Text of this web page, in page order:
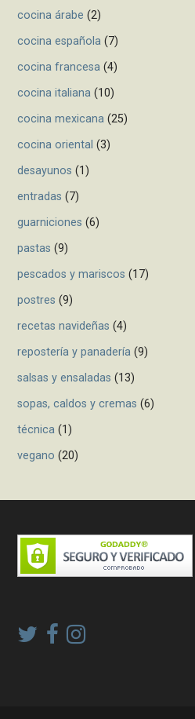
cocina árabe (2)
cocina española (7)
cocina francesa (4)
cocina italiana (10)
cocina mexicana (25)
cocina oriental (3)
desayunos (1)
entradas (7)
guarniciones (6)
pastas (9)
pescados y mariscos (17)
postres (9)
recetas navideñas (4)
repostería y panadería (9)
salsas y ensaladas (13)
sopas, caldos y cremas (6)
técnica (1)
vegano (20)